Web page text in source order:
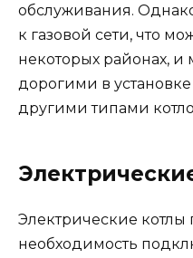
обслуживания.
к газовой сети, что
некоторых районах, и
дорогими в
другими типами
Электрические котлы
необходимость